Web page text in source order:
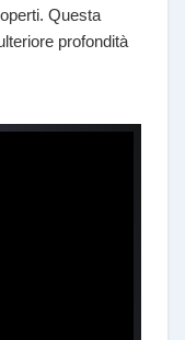
Questa
profondità